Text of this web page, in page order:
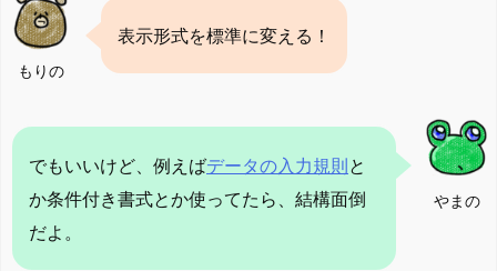
もりの
表示形式を標準に変える！
やまの
でもいいけど、例えばデータの入力規則と
か条件付き書式とか使ってたら、結構面倒
だよ。